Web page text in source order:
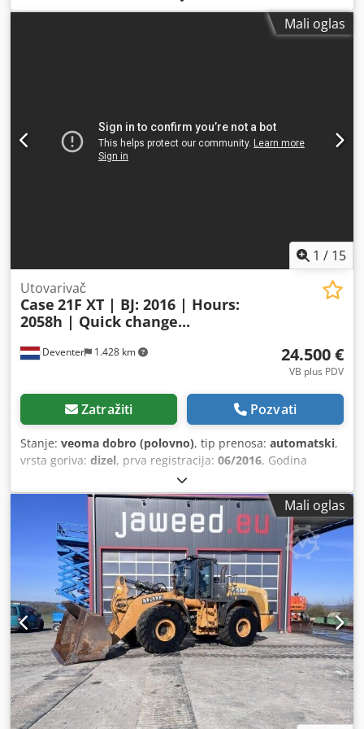
odeljenju prodaje kompanije KEY-TEC.
Mali oglas
1 / 15
Deventer 1.428 km
Utovarivač
Case 21F XT | BJ: 2016 | Hours:
2058h | Quick change...
24.500 €
VB plus PDV
Zatražiti Pozvati
Stanje: veoma dobro (polovno), tip prenosa: automatski,
vrsta goriva: dizel, prva registracija: 06/2016, Godina
, radni sati:2.058 h
Dodatne opcije i pribor = - Zatvorena kabina - Radio/CD
plejer = Napomene = Codpfxozp N Ums An Ujha CASE 21F
XT utovarivač iz 2016. godine sa samo 2.058 radnih sati.
Ovaj kompaktan i snažan utovarivač je iz Nemačke i u
odličnom je stanju, dobro održavan. Mašina je odmah
spremna za upotrebu i idealna je za zemljane radove,
poljoprivredu, reciklažu, popločavanje i radove u dvorištu.
Mašina je opremljena hidrauličnim sistemom za brzu
zamenu priključaka, kao i dodatnom hidrauličnom
funkcijom na prednjoj strani. To omogućava laku upotrebu
različitih priključaka. Udobna kabina nudi odličan pregled i
ugodan radni ambijent. Tehnički podaci: • Proizvođač: CASE
• Tip: 21F XT • Godina proizvodnje: 2016 • Radni sati: 2.058 •
Nemačka mašina • Snaga motora: 43 kW • Hidraulični
Mali oglas